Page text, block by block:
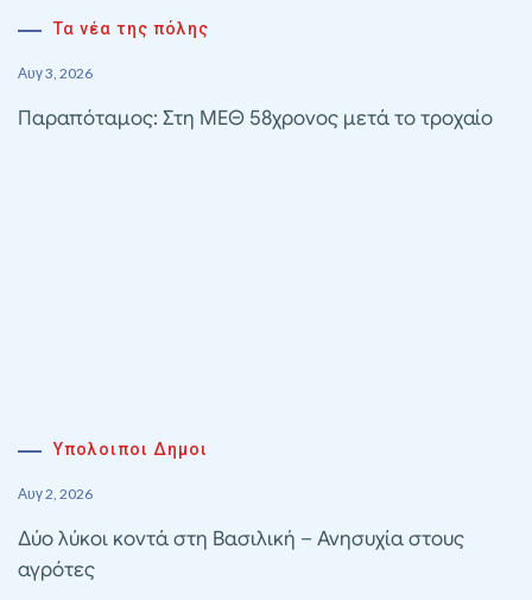
Τα νέα της πόλης
Αυγ 3, 2026
Παραπόταμος: Στη ΜΕΘ 58χρονος μετά το τροχαίο
Υπολοιποι Δημοι
Αυγ 2, 2026
Δύο λύκοι κοντά στη Βασιλική – Ανησυχία στους
αγρότες